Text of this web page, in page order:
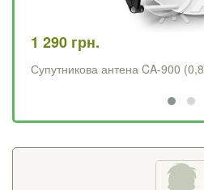
1 290 грн.
Супутникова антена CA-900